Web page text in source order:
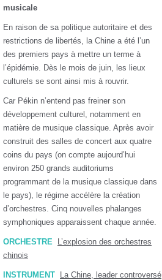
musicale
En raison de sa politique autoritaire et des
restrictions de libertés, la Chine a été l’un
des premiers pays à mettre un terme à
l’épidémie. Dès le mois de juin, les lieux
culturels se sont ainsi mis à rouvrir.
Car Pékin n’entend pas freiner son
développement culturel, notamment en
matière de musique classique. Après avoir
construit des salles de concert aux quatre
coins du pays (on compte aujourd’hui
environ 250 grands auditoriums
programmant de la musique classique dans
le pays), le régime accélère la création
d’orchestres. Cinq nouvelles phalanges
symphoniques apparaissent chaque année.
ORCHESTRE
L’explosion des orchestres
chinois
INSTRUMENT
La Chine, leader controversé